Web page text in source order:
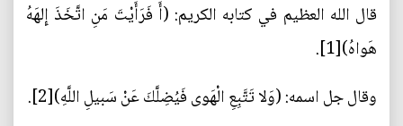
قال الله العظيم في كتابه الكريم: (أَ فَرَأَيْتَ مَنِ اتَّخَذَ إِلهَهُ
هَواهُ)[1].
وقال جل اسمه: (وَلا تَتَّبِعِ الْهَوى‏ فَيُضِلَّكَ عَنْ سَبيلِ اللَّهِ)[2].